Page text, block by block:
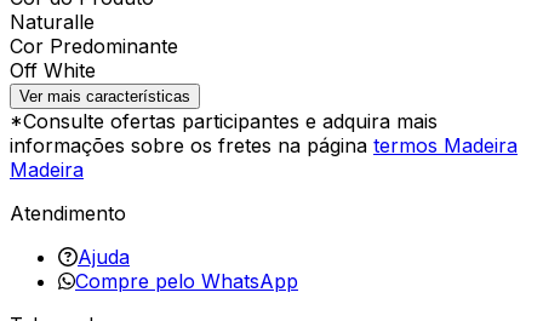
Naturalle
Cor Predominante
Off White
Ver mais características
*Consulte ofertas participantes e adquira mais
informações sobre os fretes na página termos Madeira
Madeira
Atendimento
Ajuda
Compre pelo WhatsApp